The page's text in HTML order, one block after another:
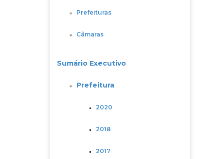
Prefeituras
Câmaras
Sumário Executivo
Prefeitura
2020
2018
2017